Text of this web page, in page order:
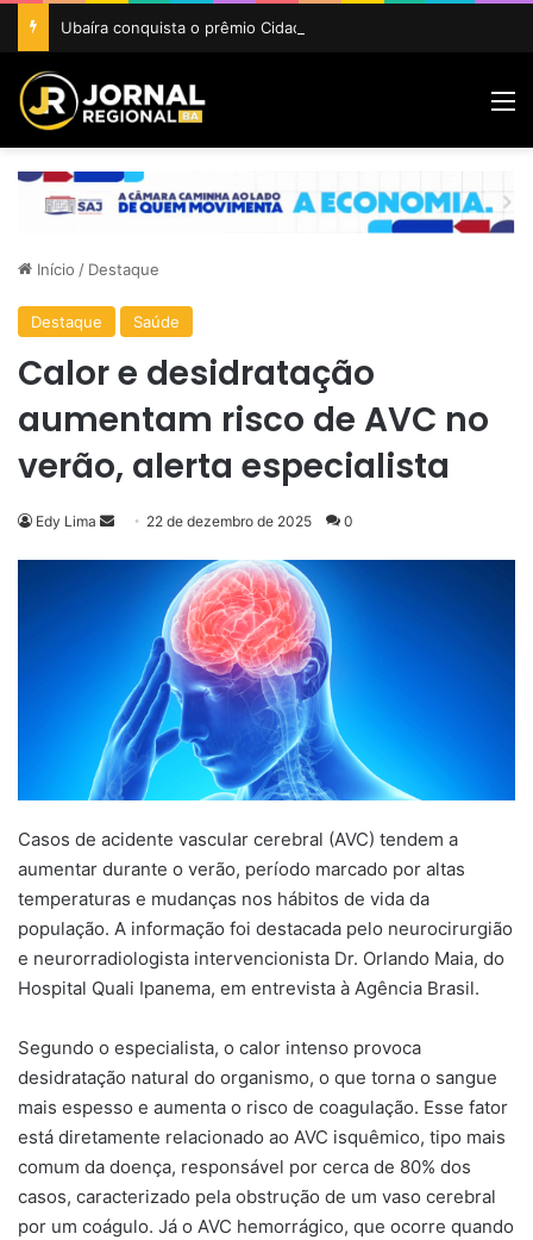
Início / Destaque
Destaque Saúde
Calor e desidratação
aumentam risco de AVC no
verão, alerta especialista
Edy Lima
Mande22 de dezembro de 2025 0
Casos de acidente vascular cerebral (AVC) tendem a
aumentar durante o verão, período marcado por altas
temperaturas e mudanças nos hábitos de vida da
população. A informação foi destacada pelo neurocirurgião
e neurorradiologista intervencionista Dr. Orlando Maia, do
Hospital Quali Ipanema, em entrevista à Agência Brasil.
Segundo o especialista, o calor intenso provoca
desidratação natural do organismo, o que torna o sangue
mais espesso e aumenta o risco de coagulação. Esse fator
está diretamente relacionado ao AVC isquêmico, tipo mais
comum da doença, responsável por cerca de 80% dos
casos, caracterizado pela obstrução de um vaso cerebral
por um coágulo. Já o AVC hemorrágico, que ocorre quando